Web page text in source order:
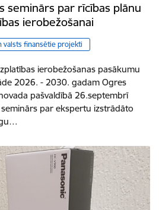
seminārs par rīcības plānu
ierobežošanai
valsts finansētie projekti
ierobežošanas pasākumu
2026. - 2030. gadam Ogres
pašvaldībā 26.septembrī
par ekspertu izstrādāto